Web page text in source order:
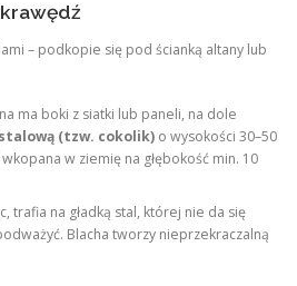
krawędź
– podkopie się pod ścianką altany lub
ma boki z siatki lub paneli, na dole
(tzw. cokolik)o wysokości 30–50
w ziemię na głębokość min. 10
trafia na gładką stal, której nie da się
Blacha tworzy nieprzekraczalną